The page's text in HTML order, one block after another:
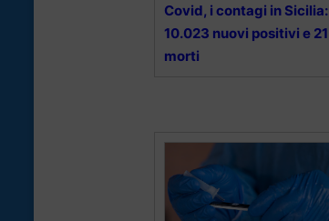
Covid, i contagi in Sicilia:
10.023 nuovi positivi e 21
morti